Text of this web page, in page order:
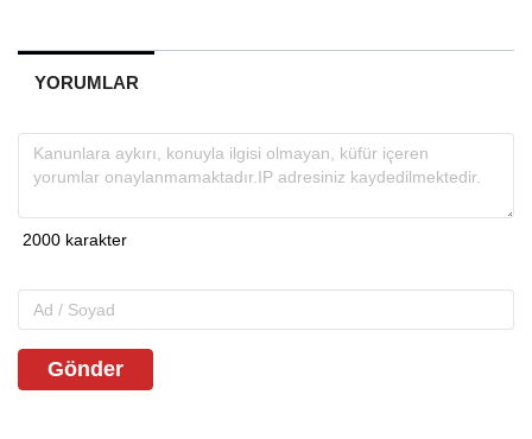
YORUMLAR
Gönder